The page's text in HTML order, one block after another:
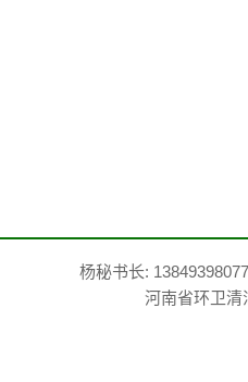
杨秘书长:
河南省环卫清